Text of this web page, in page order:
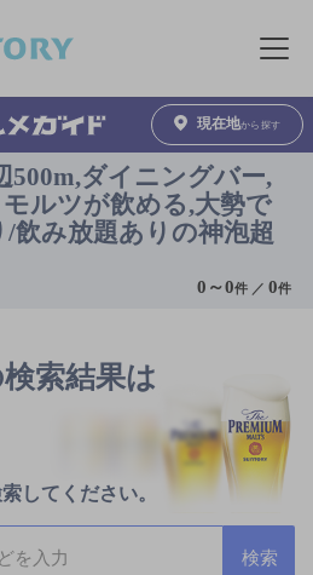
メニュ
現在地から探す
500m,ダイニングバー,
ルツが飲める,大勢で
飲み放題ありの神泡超
0 ～0件 ／0件
索結果は
してください。